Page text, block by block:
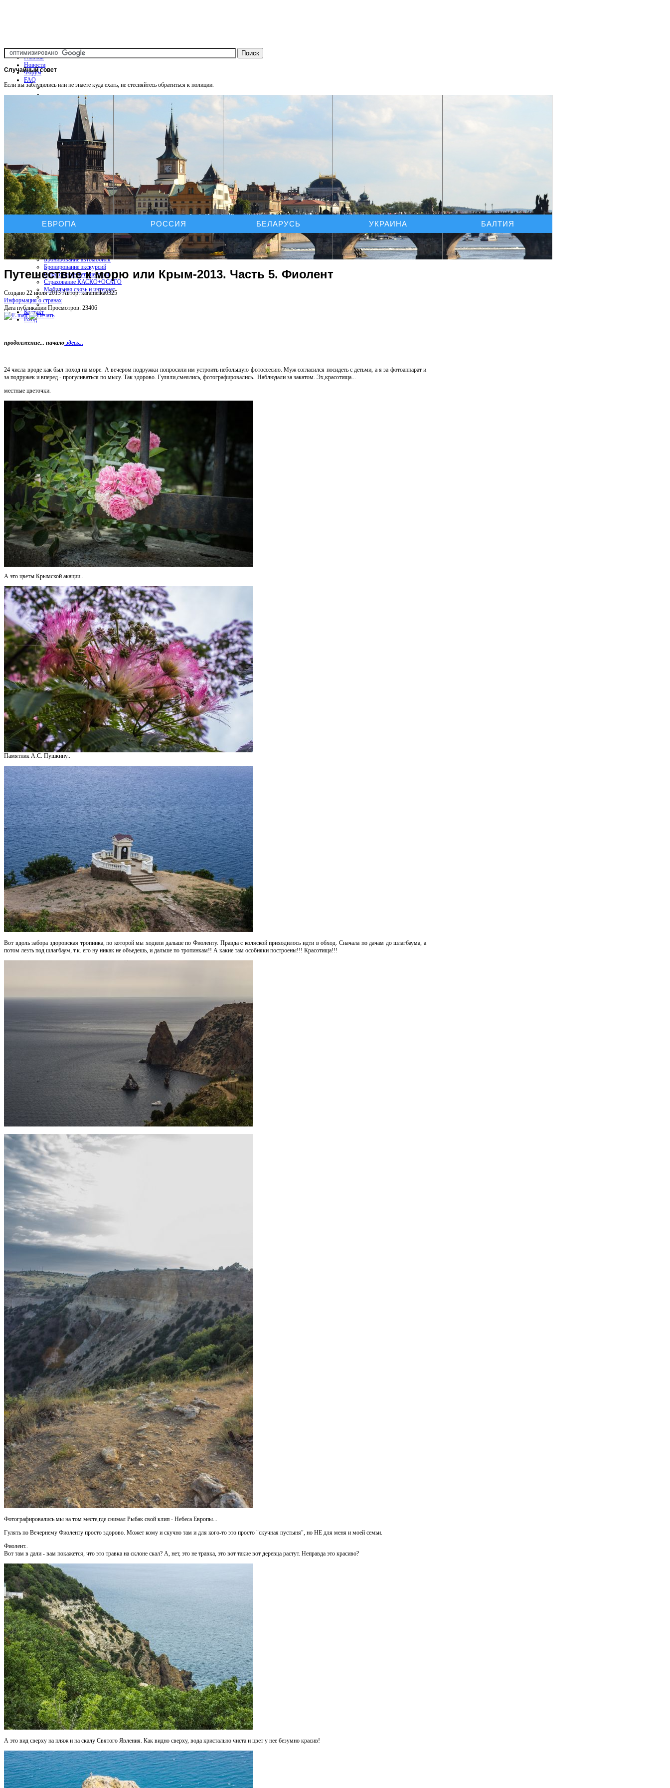
Главная
Новости
Форум
FAQ
Общая информация
Советы Автотуристу
Правила дор.движения
Карты и путеводители
Интерактивная карта
Карты платных дорог
Карта сайта
Услуги On-line
Бронирование отелей
Бронирование автомобиля
Бронирование экскурсий
Страхование путешествий
Страхование КАСКО+ОСАГО
Мобильная связь и интернет
Контакт
Вход
Случайныйсовет
Если вы заблудились или не знаете куда ехать, не стесняйтесь обратиться к полиции.
ЕВРОПА РОССИЯ БЕЛАРУСЬ УКРАИНА БАЛТИЯ
Путешествие к морю или Крым-2013. Часть 5. Фиолент
Создано 22 июля 2013Автор: karamelka0325
Информация о странах
Дата публикации Просмотров: 23406
продолжение... начало здесь...
24 числа вроде как был поход на море. А вечером подружки попросили им устроить небольшую фотоссесию. Муж согласился посидеть с детьми, а я за фотоаппарат и
за подружек и вперед - прогуливаться по мысу. Так здорово. Гуляли,смеялись, фотографировались.. Наблюдали за закатом. Эх,красотища...
местные цветочки.
А это цветы Крымской акации..
Памятник А.С. Пушкину..
Вот вдоль забора здоровская тропинка, по которой мы ходили дальше по Фиоленту. Правда с коляской приходилось идти в обход. Сначала по дачам до шлагбаума, а
потом лезть под шлагбаум, т.к. его ну никак не объедешь, и дальше по тропинкам!! А какие там особняки построены!!! Красотища!!!
Фотографировались мы на том месте,где снимал Рыбак свой клип - Небеса Европы...
Гулять по Вечернему Фиоленту просто здорово. Может кому и скучно там и для кого-то это просто "скучная пустыня", но НЕ для меня и моей семьи.
Фиолент..
Вот там в дали - вам покажется, что это травка на склоне скал? А, нет, это не травка, это вот такие вот деревца растут. Неправда это красиво?
А это вид сверху на пляж и на скалу Святого Явления. Как видно сверху, вода кристально чиста и цвет у нее безумно красив!